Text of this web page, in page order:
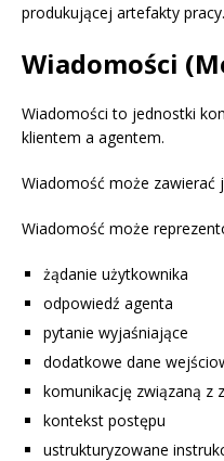
produkującej artefakty pracy.
Wiadomości
Wiadomości to jednostki
klientem a agentem.
Wiadomość może zawierać
Wiadomość może
żądanie użytkownika
odpowiedź agenta
pytanie wyjaśniające
dodatkowe dane
komunikację związaną z
kontekst postępu
ustrukturyzowane